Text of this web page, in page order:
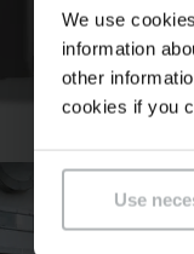
We use
information
other
cookies if you
Use